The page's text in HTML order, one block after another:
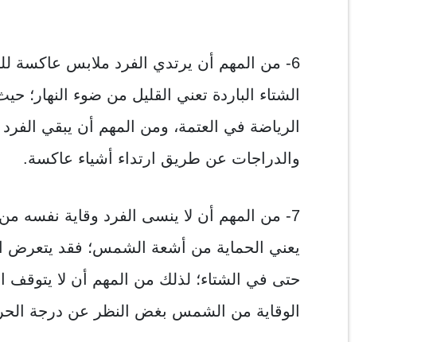
6- من المهم أن يرتدي الفرد ملابس عاكسة
الشتاء الباردة تعني القليل من ضوء
الرياضة في العتمة، ومن المهم أن يبقي
والدراجات عن طريق ارتداء أشياء عاكسة.
7- من المهم أن لا ينسى الفرد وقاية نفسه
يعني الحماية من أشعة الشمس؛ فقد يتعرض
حتى في الشتاء؛ لذلك من المهم أن لا
الوقاية من الشمس بغض النظر عن درجة